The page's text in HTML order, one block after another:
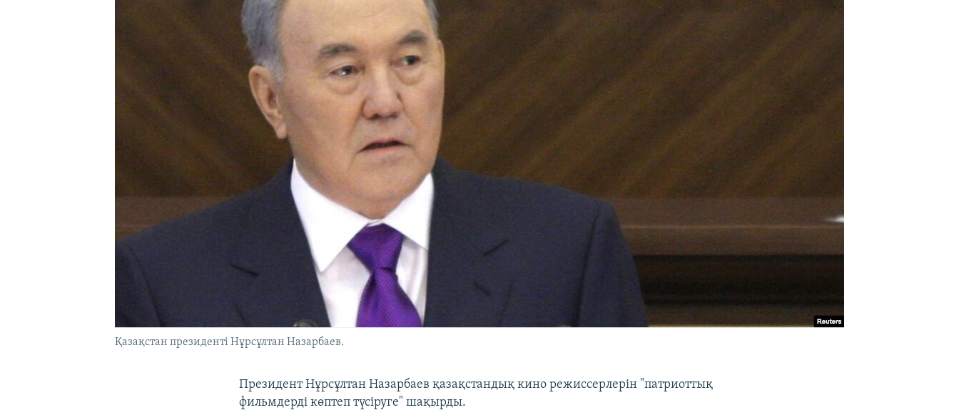
Қазақстан президенті Нұрсұлтан Назарбаев.
Президент Нұрсұлтан Назарбаев қазақстандық кино режиссерлерін "патриоттық
фильмдерді көптеп түсіруге" шақырды.